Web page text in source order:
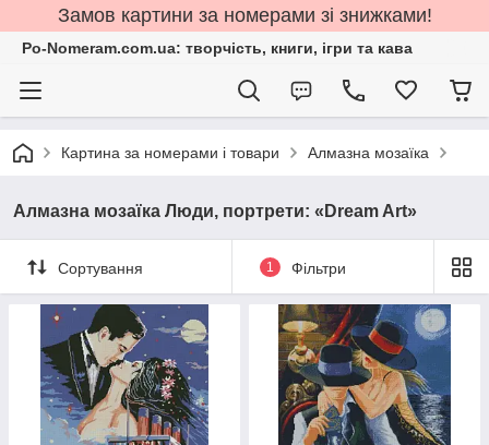
Замов картини за номерами зі знижками!
Po-Nomeram.com.ua: творчість, книги, ігри та кава
Картина за номерами і товари Алмазна мозаїка
Алмазна мозаїка Люди, портрети: «Dream Art»
Сортування 1 Фільтри